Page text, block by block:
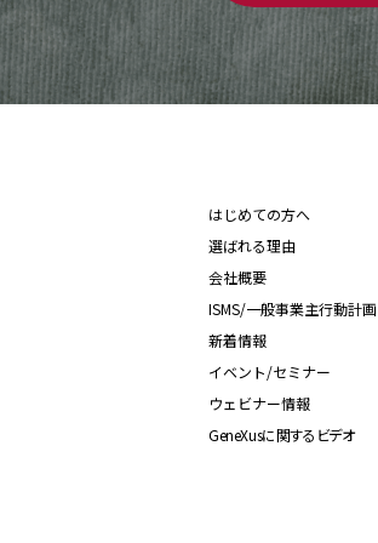
はじめての方へ
選ばれる理由
会社概要
ISMS/一般事業主行動計画
新着情報
イベント/セミナー
ウェビナー情報
GeneXusに関するビデオ